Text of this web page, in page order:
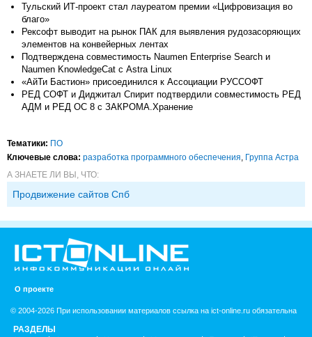
Тульский ИТ-проект стал лауреатом премии «Цифровизация во
благо»
Рексофт выводит на рынок ПАК для выявления рудозасоряющих
элементов на конвейерных лентах
Подтверждена совместимость Naumen Enterprise Search и
Naumen KnowledgeCat с Astra Linux
«АйТи Бастион» присоединился к Ассоциации РУССОФТ
РЕД СОФТ и Диджитал Спирит подтвердили совместимость РЕД
АДМ и РЕД ОС 8 с ЗАКРОМА.Хранение
Тематики: ПО
Ключевые слова: разработка программного обеспечения, Группа Астра
А ЗНАЕТЕ ЛИ ВЫ, ЧТО:
Продвижение сайтов Спб
О проекте
© 2004-2026 При использовании материалов ссылка на ict-online.ru обязательна
РАЗДЕЛЫ